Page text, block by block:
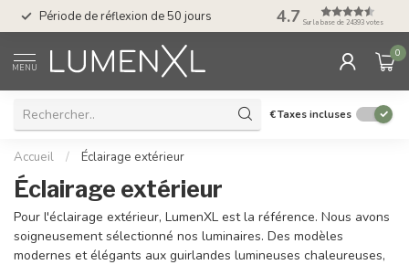
Période de réflexion de 50 jours Service : du lundi
17.00
4.7 Sur la base de 24393 votes
MENU
0
€Taxes incluses
Accueil / Éclairage extérieur
Éclairage extérieur
Pour l'éclairage extérieur, LumenXL est la référence. Nous avons
soigneusement sélectionné nos luminaires. Des modèles
modernes et élégants aux guirlandes lumineuses chaleureuses,